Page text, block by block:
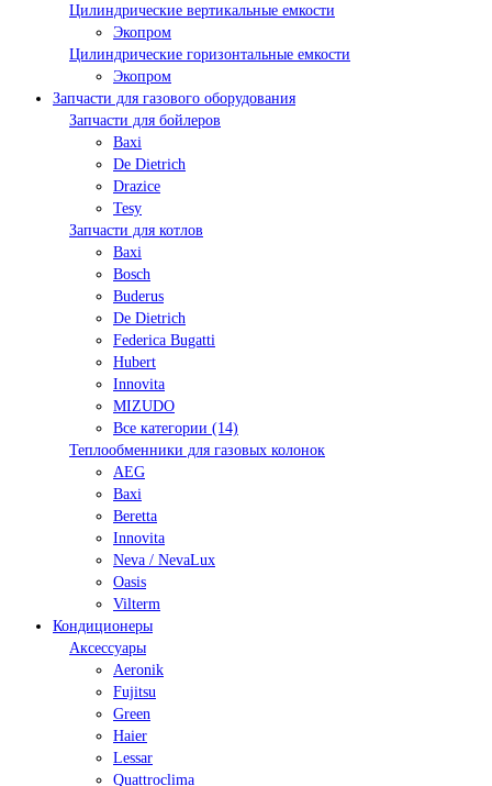
Цилиндрические вертикальные емкости
Экопром
Цилиндрические горизонтальные емкости
Экопром
Запчасти для газового оборудования
Запчасти для бойлеров
Baxi
De Dietrich
Drazice
Tesy
Запчасти для котлов
Baxi
Bosch
Buderus
De Dietrich
Federica Bugatti
Hubert
Innovita
MIZUDO
Все категории (14)
Теплообменники для газовых колонок
AEG
Baxi
Beretta
Innovita
Neva / NevaLux
Oasis
Vilterm
Кондиционеры
Аксессуары
Aeronik
Fujitsu
Green
Haier
Lessar
Quattroclima